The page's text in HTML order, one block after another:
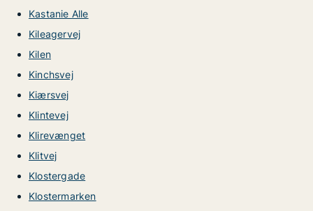
Kastanie Alle
Kileagervej
Kilen
Kinchsvej
Kiærsvej
Klintevej
Klirevænget
Klitvej
Klostergade
Klostermarken